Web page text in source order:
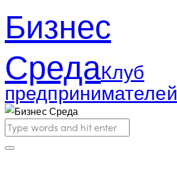
Бизнес
СредаКлуб
предпринимателей